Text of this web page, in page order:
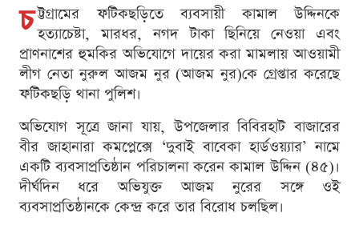
চ ট্টগ্রামের ফটিকছড়িতে ব্যবসায়ী কামাল উদ্দিনকে
হত্যাচেষ্টা, মারধর, নগদ টাকা ছিনিয়ে নেওয়া এবং
প্রাণনাশের হুমকির অভিযোগে দায়ের করা মামলায় আওয়ামী
লীগ নেতা নুরুল আজম নুর (আজম নুর)কে গ্রেপ্তার করেছে
ফটিকছড়ি থানা পুলিশ।
অভিযোগ সূত্রে জানা যায়, উপজেলার বিবিরহাট বাজারের
বীর জাহানারা কমপ্লেক্সে ‘দুবাই বাবেকা হার্ডওয়্যার’ নামে
একটি ব্যবসাপ্রতিষ্ঠান পরিচালনা করেন কামাল উদ্দিন (৪৫)।
দীর্ঘদিন ধরে অভিযুক্ত আজম নুরের সঙ্গে ওই
ব্যবসাপ্রতিষ্ঠানকে কেন্দ্র করে তার বিরোধ চলছিল।